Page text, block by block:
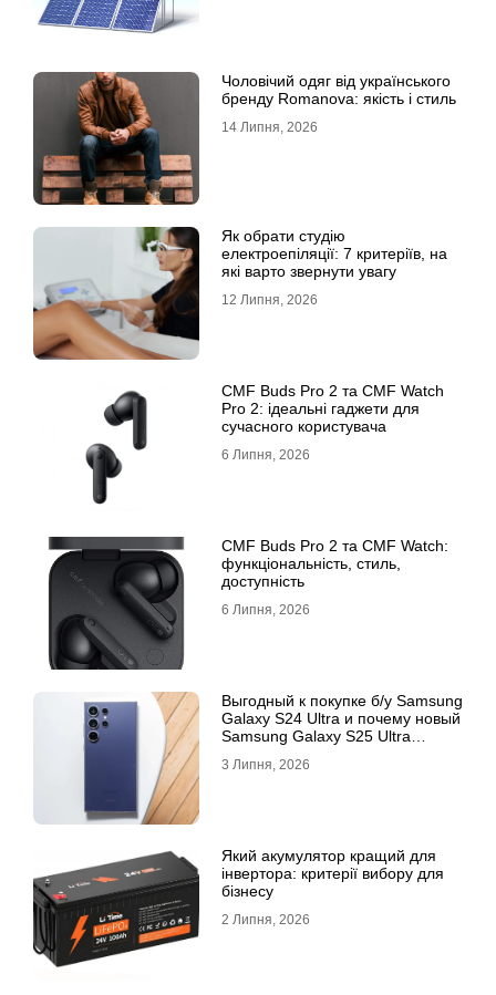
Чоловічий одяг від українського
бренду Romanova: якість і стиль
14 Липня, 2026
Як обрати студію
електроепіляції: 7 критеріїв, на
які варто звернути увагу
12 Липня, 2026
CMF Buds Pro 2 та CMF Watch
Pro 2: ідеальні гаджети для
сучасного користувача
6 Липня, 2026
CMF Buds Pro 2 та CMF Watch:
функціональність, стиль,
доступність
6 Липня, 2026
Выгодный к покупке б/у Samsung
Galaxy S24 Ultra и почему новый
Samsung Galaxy S25 Ultra
3 Липня, 2026
Який акумулятор кращий для
інвертора: критерії вибору для
бізнесу
2 Липня, 2026